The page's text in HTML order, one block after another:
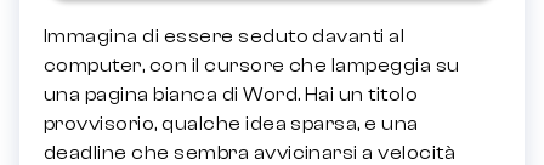
Immagina di essere seduto davanti al
computer, con il cursore che lampeggia su
una pagina bianca di Word. Hai un titolo
provvisorio, qualche idea sparsa, e una
deadline che sembra avvicinarsi a velocità